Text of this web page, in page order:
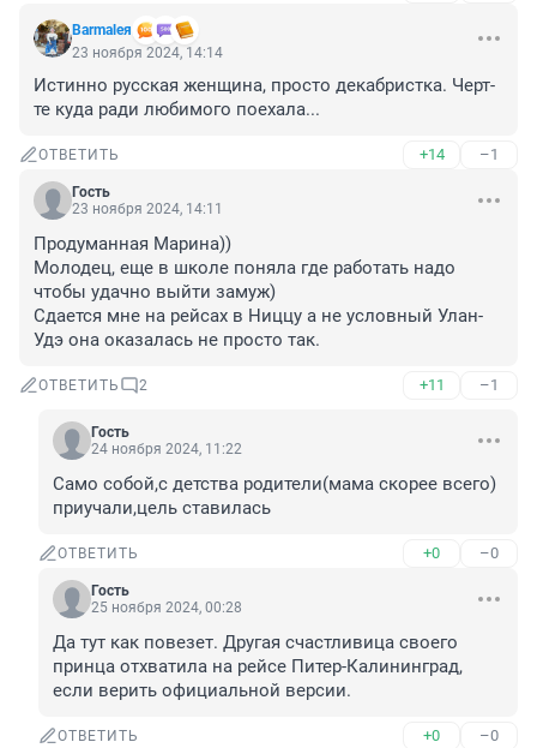
Barmaleя
23 ноября 2024, 14:14
Истинно русская женщина, просто декабристка. Черт-
те куда ради любимого поехала...
ОТВЕТИТЬ +14 –1
Гость
23 ноября 2024, 14:11
Продуманная Марина))
Молодец, еще в школе поняла где работать надо
чтобы удачно выйти замуж)
Сдается мне на рейсах в Ниццу а не условный Улан-
Удэ она оказалась не просто так.
ОТВЕТИТЬ 2 +11 –1
Гость
24 ноября 2024, 11:22
Само собой,с детства родители(мама скорее всего)
приучали,цель ставилась
ОТВЕТИТЬ +0 –0
Гость
25 ноября 2024, 00:28
Да тут как повезет. Другая счастливица своего
принца отхватила на рейсе Питер-Калининград,
если верить официальной версии.
ОТВЕТИТЬ +0 –0